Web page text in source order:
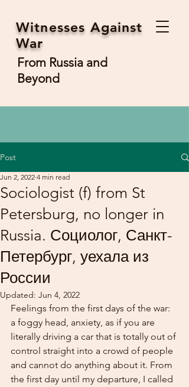
Witnesses Against
War
From Russia and
Beyond
Post
Sociologist (f) from St
Petersburg, no longer in
Russia. Социолог, Санкт-
Петербург, уехала из
России
Jun 2, 2022 4 min read
Updated: Jun 4, 2022
Feelings from the first days of the war:
a foggy head, anxiety, as if you are
literally driving a car that is totally out of
control straight into a crowd of people
and cannot do anything about it. From
the first day until my departure, I called